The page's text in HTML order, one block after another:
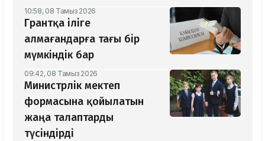
10:58, 08 Тамыз 2026
Грантқа іліге
алмағандарға тағы бір
мүмкіндік бар
09:42, 08 Тамыз 2026
Министрлік мектеп
формасына қойылатын
жаңа талаптарды
түсіндірді